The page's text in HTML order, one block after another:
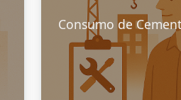
EMPRESAS,
DE TRABAJO